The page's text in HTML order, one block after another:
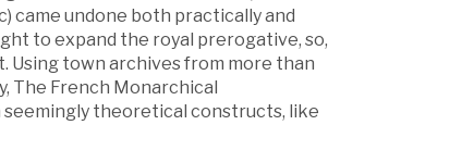
came undone both practically and
to expand the royal prerogative, so,
town archives from more than
The French Monarchical
theoretical constructs, like